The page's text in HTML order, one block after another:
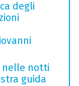
degli
nelle notti
guida